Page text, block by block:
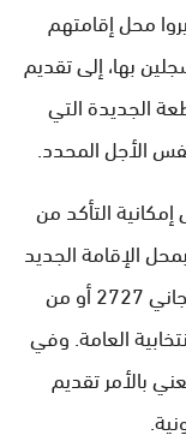
محل إقامتهم
بها، إلى تقديم
الجديدة التي
الأجل المحدد.
التأكد من
الإقامة الجديد
عبر إرسال رسالة نصية قصيرة إلى الرقم المجاني 2727 أو من
العامة. وفي
بالأمر تقديم